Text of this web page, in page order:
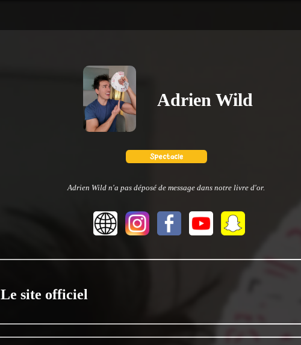
Adrien Wild
Adrien Wild n'a pas déposé de message dans notre livre d'or.
Le site officiel